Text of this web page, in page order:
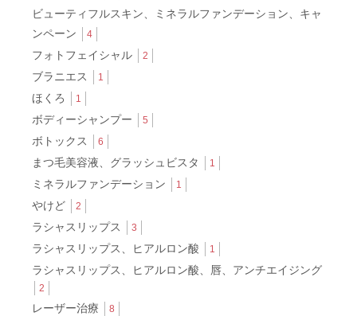
ビューティフルスキン、ミネラルファンデーション、キャ
ンペーン
4
フォトフェイシャル 2
ブラニエス 1
ほくろ 1
ボディーシャンプー 5
ボトックス 6
まつ毛美容液、グラッシュビスタ 1
ミネラルファンデーション 1
やけど 2
ラシャスリップス 3
ラシャスリップス、ヒアルロン酸 1
ラシャスリップス、ヒアルロン酸、唇、アンチエイジング
2
レーザー治療 8